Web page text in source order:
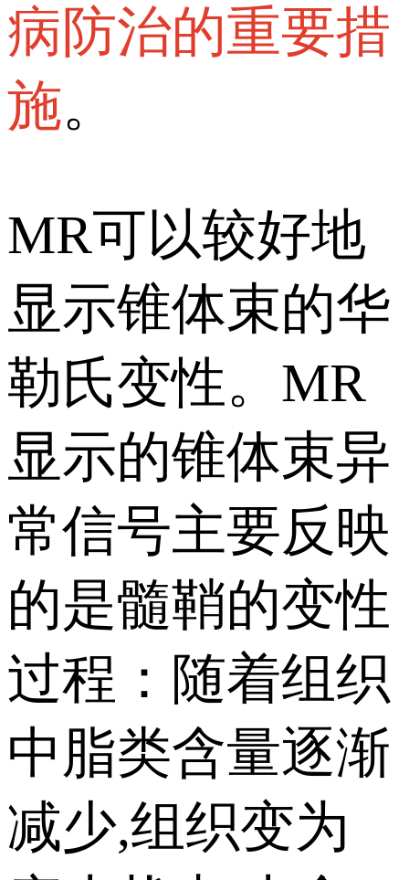
病防治的重要措
施。
MR可以较好地
显示锥体束的华
勒氏变性。MR
显示的锥体束异
常信号主要反映
的是髓鞘的变性
过程：随着组织
中脂类含量逐渐
减少,组织变为